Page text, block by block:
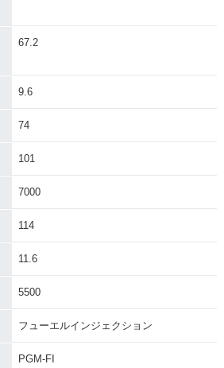
2010年 CB1300 SU
チェンジ
PER FOUR ABS・
カラーチェンジ
67.2
9.6
74
101
7000
114
11.6
5500
フューエルインジェクション
PGM-FI